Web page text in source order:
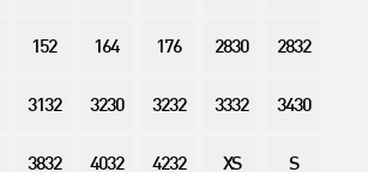
152 164 176 2830 2832
3132 3230 3232 3332 3430
3832 4032 4232 XS S